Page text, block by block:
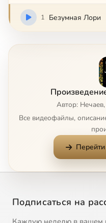
1 Безумная Лори
Автор:
Все видеофайлы,
Подписаться на